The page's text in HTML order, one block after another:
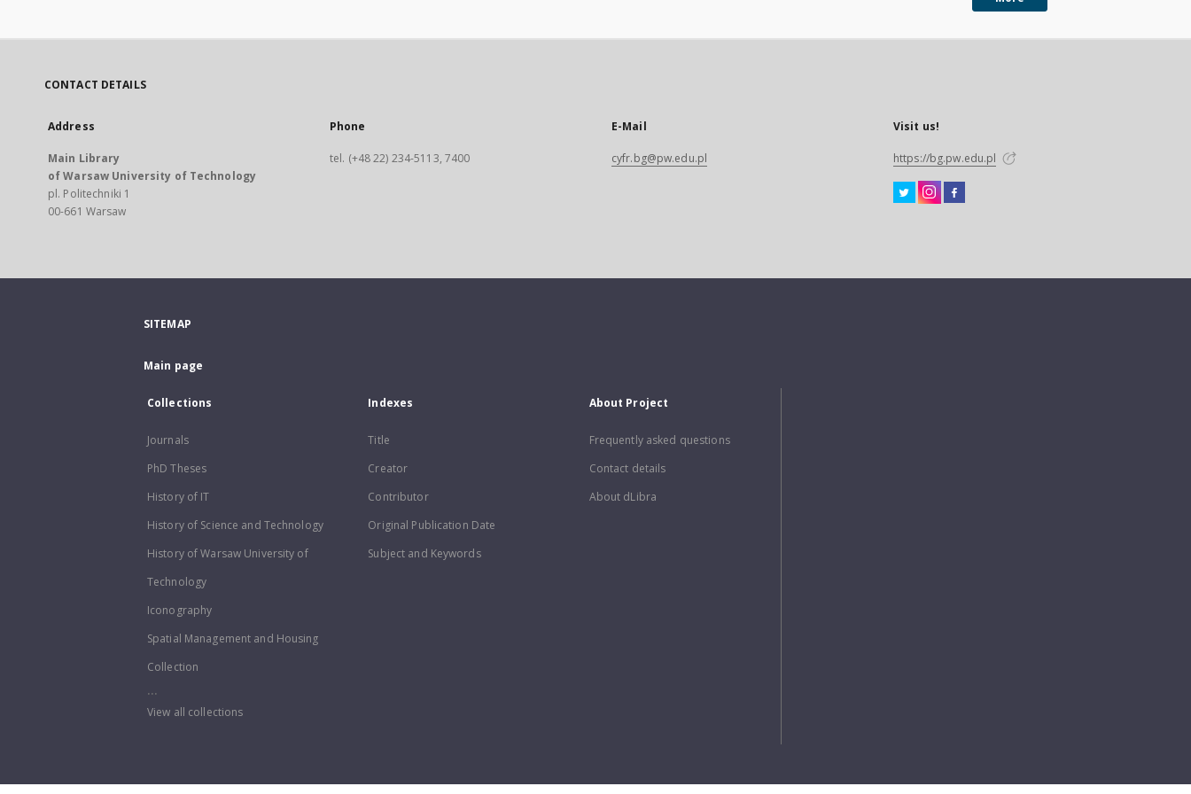
CONTACT DETAILS
Address
Main Library
of Warsaw University of Technology
pl. Politechniki 1
00-661 Warsaw
Phone
tel. (+48 22) 234-5113, 7400
E-Mail
cyfr.bg@pw.edu.pl
Visit us!
https://bg.pw.edu.pl
SITEMAP
Main page
Collections
Journals
PhD Theses
History of IT
History of Science and Technology
History of Warsaw University of
Technology
Iconography
Spatial Management and Housing
Collection
...
View all collections
Indexes
Title
Creator
Contributor
Original Publication Date
Subject and Keywords
About Project
Frequently asked questions
Contact details
About dLibra